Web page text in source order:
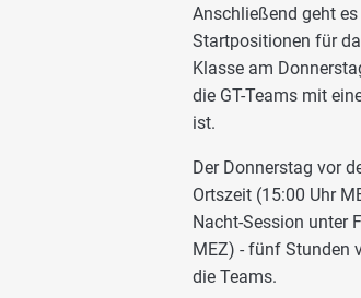
Anschließend geht
Startpositionen für
Klasse am
die GT-Teams mit
ist.
Der Donnerstag vor
Ortszeit (15:00 Uhr
Nacht-Session unter
MEZ) - fünf Stunden
die Teams.